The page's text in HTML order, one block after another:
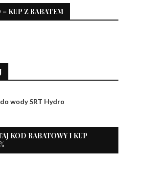
KUP Z RABATEM
wody SRT Hydro
KOD RABATOWY I KUP